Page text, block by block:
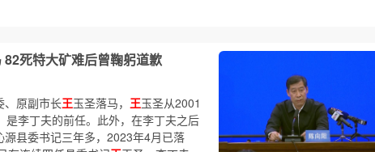
死特大矿难后曾鞠躬道歉
、原副市长王玉圣落马， 王玉圣从2001
李丁夫的前任。此外，在李丁夫之后
源县委书记三年多，2023年4月已落